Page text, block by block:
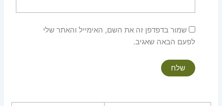
שמור בדפדפן זה את השם, האימייל והאתר שלי
לפעם הבאה שאגיב.